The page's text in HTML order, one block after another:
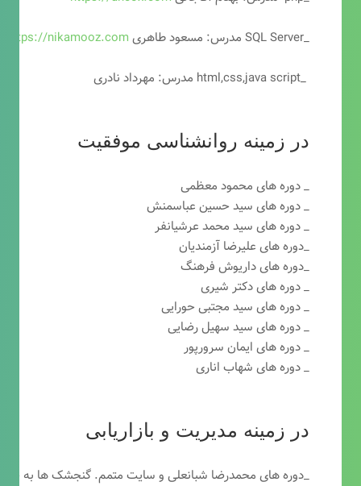
_SQL Server مدرس: مسعود طاهری
https://nikamooz.com
_html,css,java script مدرس: مهرداد نادری
در زمینه روانشناسی موفقیت
_ دوره های محمود معظمی
_ دوره های سید حسین عباسمنش
_ دوره های سید محمد عرشیانفر
_دوره های علیرضا آزمندیان
_دوره های داریوش فرهنگ
_ دوره های دکتر شیری
_ دوره های سید مجتبی حورایی
_ دوره های سید سهیل رضایی
_ دوره های ایمان سرورپور
_ دوره های شهاب اناری
در زمینه مدیریت و بازاریابی
_دوره های محمدرضا شبانعلی و سایت متمم. گنجشک ها به